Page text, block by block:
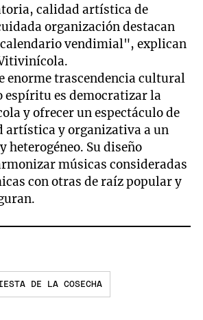
calidad artística de
organización destacan
calendario vendimial", explican
enorme trascendencia cultural
es democratizar la
y ofrecer un espectáculo de
artística y organizativa a un
heterogéneo. Su diseño
músicas consideradas
con otras de raíz popular y
DE LA COSECHA